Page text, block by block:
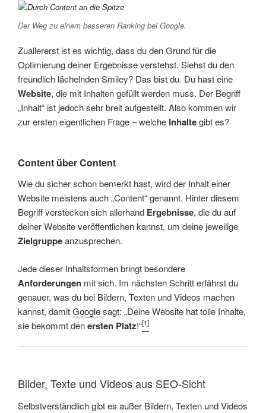
Der Weg zu einem besseren Ranking bei Google.
Zuallererst ist es wichtig, dass du den Grund für die
Optimierung deiner Ergebnisse verstehst. Siehst du den
freundlich lächelnden Smiley? Das bist du. Du hast eine
Website, die mit Inhalten gefüllt werden muss. Der Begriff
„Inhalt“ ist jedoch sehr breit aufgestellt. Also kommen wir
zur ersten eigentlichen Frage – welche Inhaltegibt es?
Content über Content
Wie du sicher schon bemerkt hast, wird der Inhalt einer
Website meistens auch „Content“ genannt. Hinter diesem
Begriff verstecken sich allerhand Ergebnisse, die du auf
deiner Website veröffentlichen kannst, um deine jeweilige
Zielgruppeanzusprechen.
Jede dieser Inhaltsformen bringt besondere
Anforderungen mit sich. Im nächsten Schritt erfährst du
genauer, was du bei Bildern, Texten und Videos machen
kannst, damitGooglesagt: „Deine Website hat tolle Inhalte,
sie bekommt denersten Platz!“[1]
Bilder, Texte und Videos aus SEO-Sicht
Selbstverständlich gibt es außer Bildern, Texten und Videos